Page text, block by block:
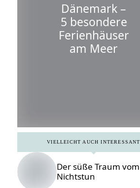
Dänemark –
5 besondere
Ferienhäuser
am Meer
VIELLEICHT AUCH INTERESSANT
Der süße Traum vom
Nichtstun